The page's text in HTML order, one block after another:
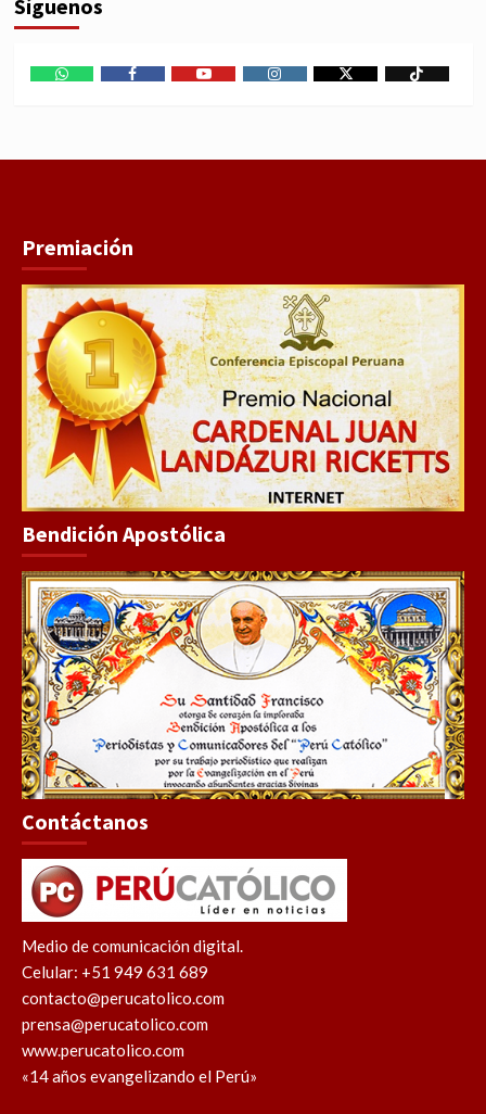
Síguenos
Premiación
Bendición Apostólica
Contáctanos
Medio de comunicación digital.
Celular: +51 949 631 689
contacto@perucatolico.com
prensa@perucatolico.com
www.perucatolico.com
«14 años evangelizando el Perú»